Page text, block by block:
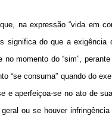
na expressão “vida em
significa do que a exigência
no momento do “sim”,
“se consuma” quando do
e aperfeiçoa-se no ato de
ou se houver